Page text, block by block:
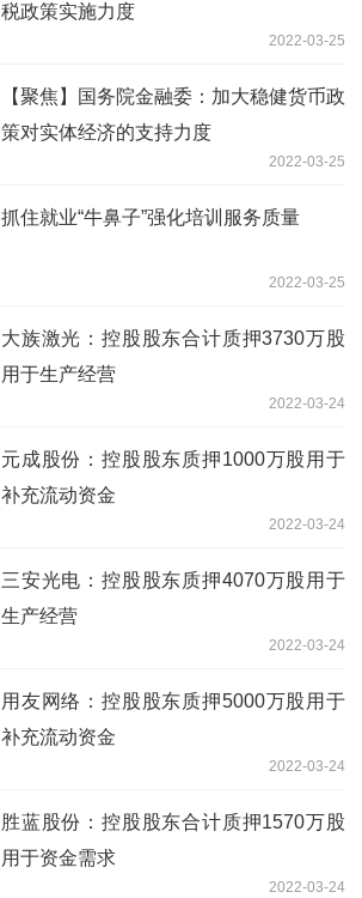
税政策实施力度
2022-03-25
【聚焦】国务院金融委：加大稳健货币政
策对实体经济的支持力度
2022-03-25
抓住就业“牛鼻子”强化培训服务质量
2022-03-25
大族激光：控股股东合计质押3730万股
用于生产经营
2022-03-24
元成股份：控股股东质押1000万股用于
补充流动资金
2022-03-24
三安光电：控股股东质押4070万股用于
生产经营
2022-03-24
用友网络：控股股东质押5000万股用于
补充流动资金
2022-03-24
胜蓝股份：控股股东合计质押1570万股
用于资金需求
2022-03-24